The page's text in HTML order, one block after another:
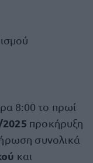
8:00 το πρωί
προκήρυξη
συνολικά
και